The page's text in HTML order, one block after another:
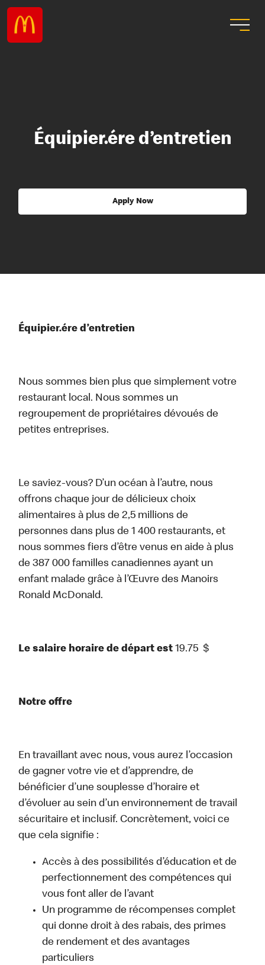
Équipier.ére d’entretien
Apply Now
Équipier.ére d’entretien
Nous sommes bien plus que simplement votre
restaurant local. Nous sommes un
regroupement de propriétaires dévoués de
petites entreprises.
Le saviez-vous? D’un océan à l’autre, nous
offrons chaque jour de délicieux choix
alimentaires à plus de 2,5 millions de
personnes dans plus de 1 400 restaurants, et
nous sommes fiers d’être venus en aide à plus
de 387 000 familles canadiennes ayant un
enfant malade grâce à l’Œuvre des Manoirs
Ronald McDonald.
Le salaire horaire de départ est 19.75 $
Notre offre
En travaillant avec nous, vous aurez l’occasion
de gagner votre vie et d’apprendre, de
bénéficier d’une souplesse d’horaire et
d’évoluer au sein d’un environnement de travail
sécuritaire et inclusif. Concrètement, voici ce
que cela signifie :
Accès à des possibilités d’éducation et de
perfectionnement des compétences qui
vous font aller de l’avant
Un programme de récompenses complet
qui donne droit à des rabais, des primes
de rendement et des avantages
particuliers